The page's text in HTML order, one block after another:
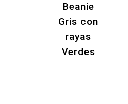
Beanie
Gris con
rayas
Verdes